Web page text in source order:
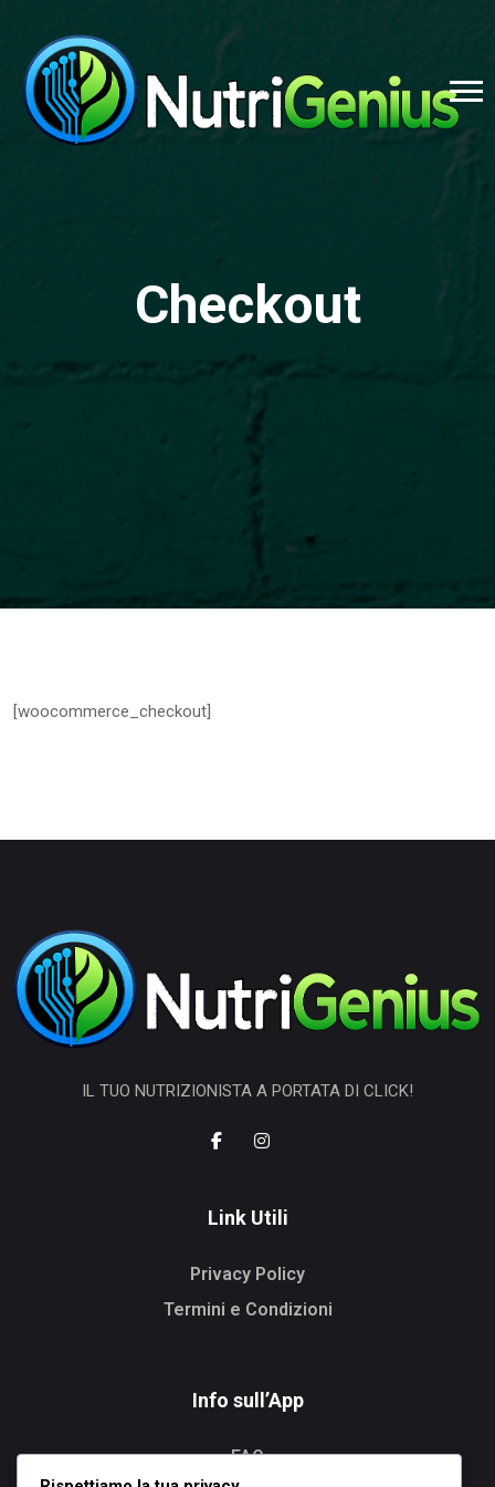
Checkout
[woocommerce_checkout]
IL TUO NUTRIZIONISTA A PORTATA DI CLICK!
Link Utili
Privacy Policy
Termini e Condizioni
Info sull’App
FAQ